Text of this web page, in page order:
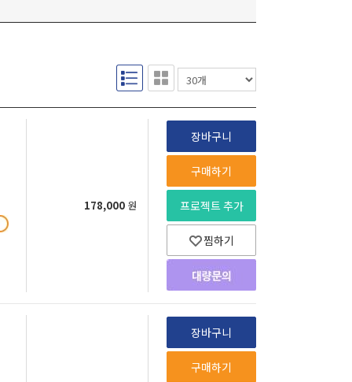
178,000 원
장바구니
구매하기
프로젝트 추가
찜하기
장바구니
구매하기